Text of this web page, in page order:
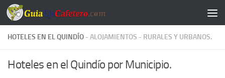
Saltar al contenido
HOTELES EN EL QUINDÍO - ALOJAMIENTOS - RURALES Y URBANOS.
Hoteles en el Quindío por Municipio.